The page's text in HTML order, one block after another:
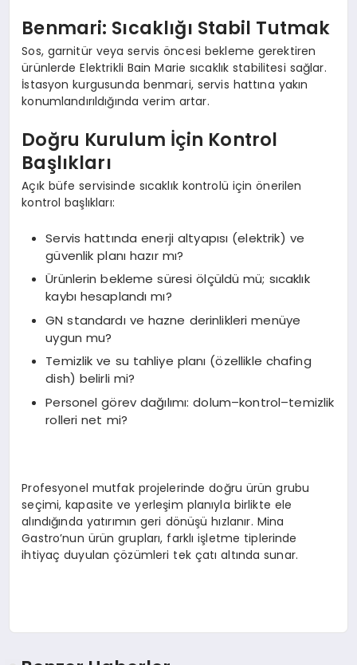
Benmari: Sıcaklığı Stabil Tutmak
Sos, garnitür veya servis öncesi bekleme gerektiren
ürünlerde Elektrikli Bain Marie sıcaklık stabilitesi sağlar.
İstasyon kurgusunda benmari, servis hattına yakın
konumlandırıldığında verim artar.
Doğru Kurulum İçin Kontrol
Başlıkları
Açık büfe servisinde sıcaklık kontrolü için önerilen
kontrol başlıkları:
Servis hattında enerji altyapısı (elektrik) ve
güvenlik planı hazır mı?
Ürünlerin bekleme süresi ölçüldü mü; sıcaklık
kaybı hesaplandı mı?
GN standardı ve hazne derinlikleri menüye
uygun mu?
Temizlik ve su tahliye planı (özellikle chafing
dish) belirli mi?
Personel görev dağılımı: dolum–kontrol–temizlik
rolleri net mi?
Profesyonel mutfak projelerinde doğru ürün grubu
seçimi, kapasite ve yerleşim planıyla birlikte ele
alındığında yatırımın geri dönüşü hızlanır. Mina
Gastro’nun ürün grupları, farklı işletme tiplerinde
ihtiyaç duyulan çözümleri tek çatı altında sunar.